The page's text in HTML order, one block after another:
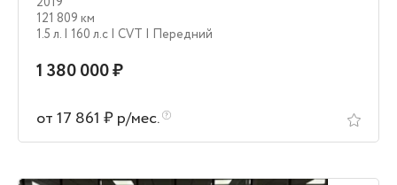
121 809 км
1.5 л. | 160 л.c | CVT | Передний
1 380 000 ₽
от 17 861 ₽ р/мес.